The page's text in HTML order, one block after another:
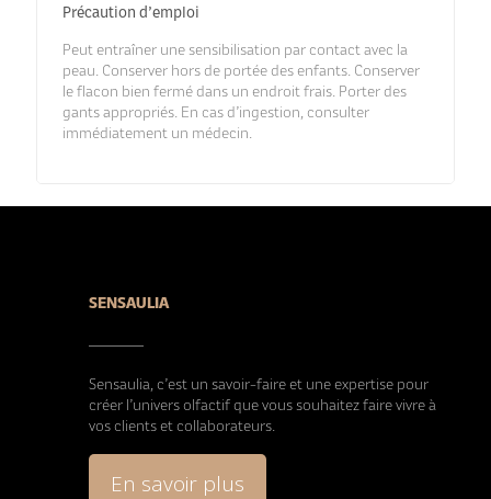
Précaution d’emploi
Peut entraîner une sensibilisation par contact avec la
peau. Conserver hors de portée des enfants. Conserver
le flacon bien fermé dans un endroit frais. Porter des
gants appropriés. En cas d’ingestion, consulter
immédiatement un médecin.
SENSAULIA
Sensaulia, c’est un savoir-faire et une expertise pour
créer l’univers olfactif que vous souhaitez faire vivre à
vos clients et collaborateurs.
En savoir plus